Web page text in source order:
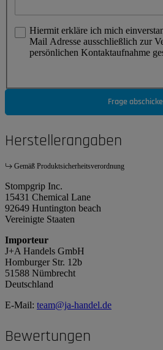
Hiermit erkläre ich mich
Mail Adresse ausschließlich zur
persönlichen Kontaktaufnahme
Frage
Herstellerangaben
Gemäß Produktsicherheitsverordnung
Stompgrip Inc.
15431 Chemical Lane
92649 Huntington beach
Vereinigte Staaten
Importeur
J+A Handels GmbH
Homburger Str. 12b
51588 Nümbrecht
Deutschland
E-Mail: team@ja-handel.de
Bewertungen